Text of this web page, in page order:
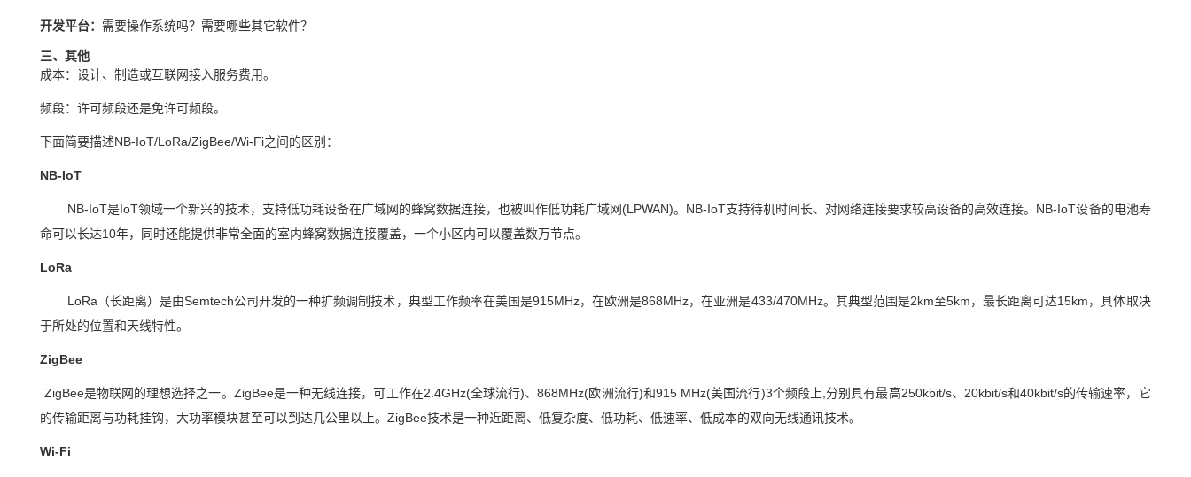
开发平台： 需要操作系统吗？需要哪些其它软件？
三、其他
成本：设计、制造或互联网接入服务费用。
频段：许可频段还是免许可频段。
下面简要描述NB-IoT/LoRa/ZigBee/Wi-Fi之间的区别：
NB-IoT
NB-IoT是IoT领域一个新兴的技术，支持低功耗设备在广域网的蜂窝数据连接，也被叫作低功耗广域网(LPWAN)。NB-IoT支持待机时间长、对网络连接要求较高设备的高效连接。NB-IoT设备的电池寿
命可以长达10年，同时还能提供非常全面的室内蜂窝数据连接覆盖，一个小区内可以覆盖数万节点。
LoRa
LoRa（长距离）是由Semtech公司开发的一种扩频调制技术，典型工作频率在美国是915MHz，在欧洲是868MHz，在亚洲是433/470MHz。其典型范围是2km至5km，最长距离可达15km，具体取决
于所处的位置和天线特性。
ZigBee
ZigBee是物联网的理想选择之一。ZigBee是一种无线连接，可工作在2.4GHz(全球流行)、868MHz(欧洲流行)和915 MHz(美国流行)3个频段上,分别具有最高250kbit/s、20kbit/s和40kbit/s的传输速率，它
的传输距离与功耗挂钩，大功率模块甚至可以到达几公里以上。ZigBee技术是一种近距离、低复杂度、低功耗、低速率、低成本的双向无线通讯技术。
Wi-Fi